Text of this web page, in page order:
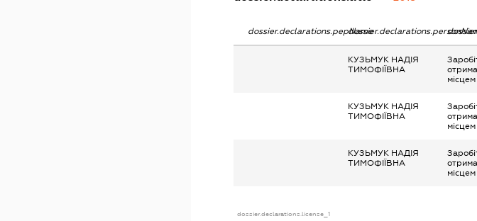
dossier.declarations.pepName
КУЗЬМУК НАДІЯ
ТИМОФІЇВНА
КУЗЬМУК НАДІЯ
ТИМОФІЇВНА
КУЗЬМУК НАДІЯ
ТИМОФІЇВНА
dossier.declarations.license_1